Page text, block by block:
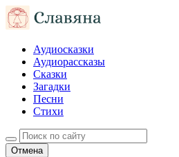
Аудиосказки
Аудиорассказы
Сказки
Загадки
Песни
Стихи
Отмена